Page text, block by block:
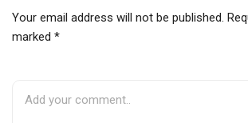
Your email address will not be published.
marked *